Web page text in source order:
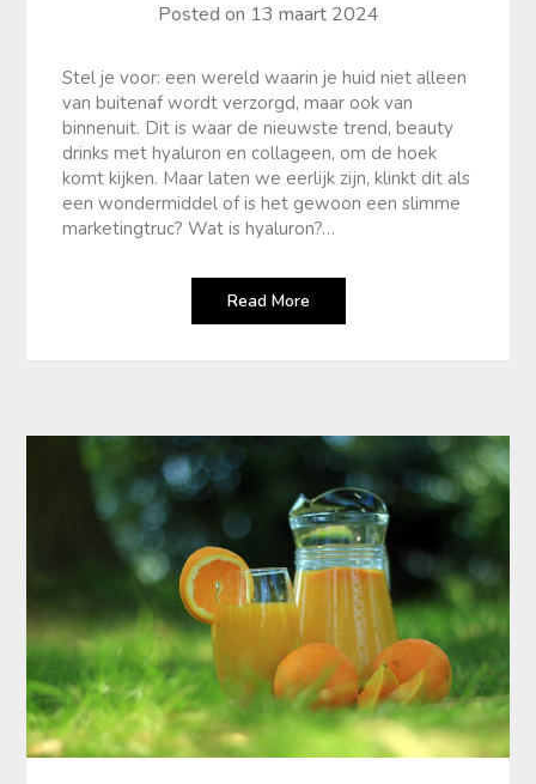
Posted on 13 maart 2024
Stel je voor: een wereld waarin je huid niet alleen
van buitenaf wordt verzorgd, maar ook van
binnenuit. Dit is waar de nieuwste trend, beauty
drinks met hyaluron en collageen, om de hoek
komt kijken. Maar laten we eerlijk zijn, klinkt dit als
een wondermiddel of is het gewoon een slimme
marketingtruc? Wat is hyaluron?…
Read More